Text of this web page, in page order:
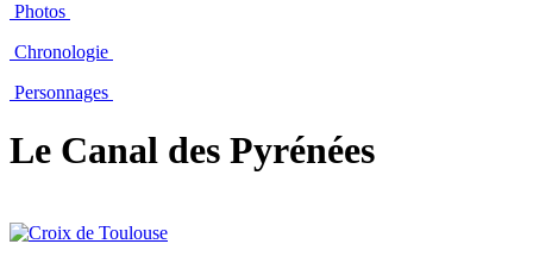
Photos
Chronologie
Personnages
Le Canal des Pyrénées